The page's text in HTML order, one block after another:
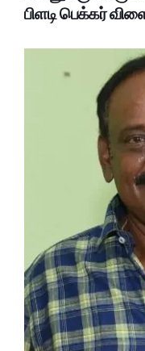
பிளடி பெக்கர்